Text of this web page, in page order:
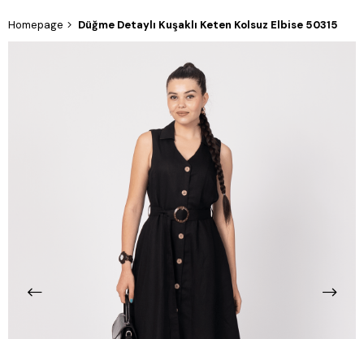
Homepage Düğme Detaylı Kuşaklı Keten Kolsuz Elbise 50315